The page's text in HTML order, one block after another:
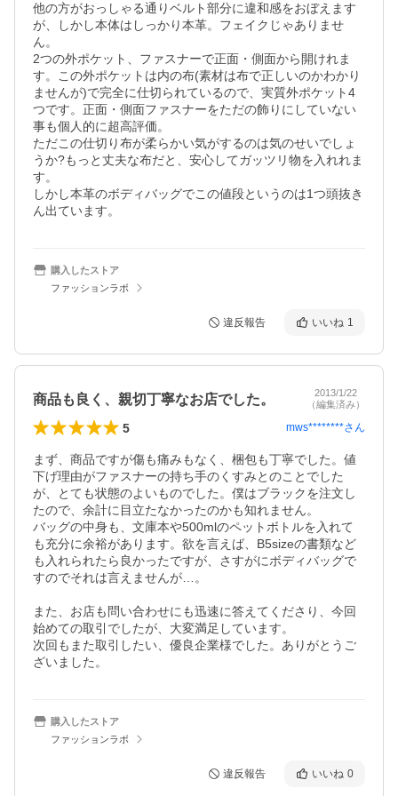
他の方がおっしゃる通りベルト部分に違和感をおぼえます
が、しかし本体はしっかり本革。フェイクじゃありませ
ん。
2つの外ポケット、ファスナーで正面・側面から開けれま
す。この外ポケットは内の布(素材は布で正しいのかわかり
ませんが)で完全に仕切られているので、実質外ポケット4
つです。正面・側面ファスナーをただの飾りにしていない
事も個人的に超高評価。
ただこの仕切り布が柔らかい気がするのは気のせいでしょ
うか?もっと丈夫な布だと、安心してガッツリ物を入れれま
す。
しかし本革のボディバッグでこの値段というのは1つ頭抜き
ん出ています。
購入したストア
ファッションラボ
違反報告 いいね 1
商品も良く、親切丁寧なお店でした。
2013/1/22
（編集済み）
5 mws********さん
まず、商品ですが傷も痛みもなく、梱包も丁寧でした。値
下げ理由がファスナーの持ち手のくすみとのことでした
が、とても状態のよいものでした。僕はブラックを注文し
たので、余計に目立たなかったのかも知れません。
バッグの中身も、文庫本や500mlのペットボトルを入れて
も充分に余裕があります。欲を言えば、B5sizeの書類など
も入れられたら良かったですが、さすがにボディバッグで
すのでそれは言えませんが…。
また、お店も問い合わせにも迅速に答えてくださり、今回
始めての取引でしたが、大変満足しています。
次回もまた取引したい、優良企業様でした。ありがとうご
ざいました。
購入したストア
ファッションラボ
違反報告 いいね 0